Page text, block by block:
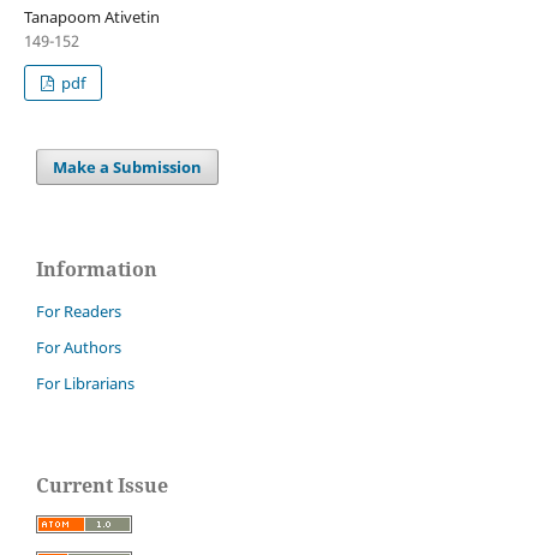
Tanapoom Ativetin
149-152
pdf
Make a Submission
Information
For Readers
For Authors
For Librarians
Current Issue